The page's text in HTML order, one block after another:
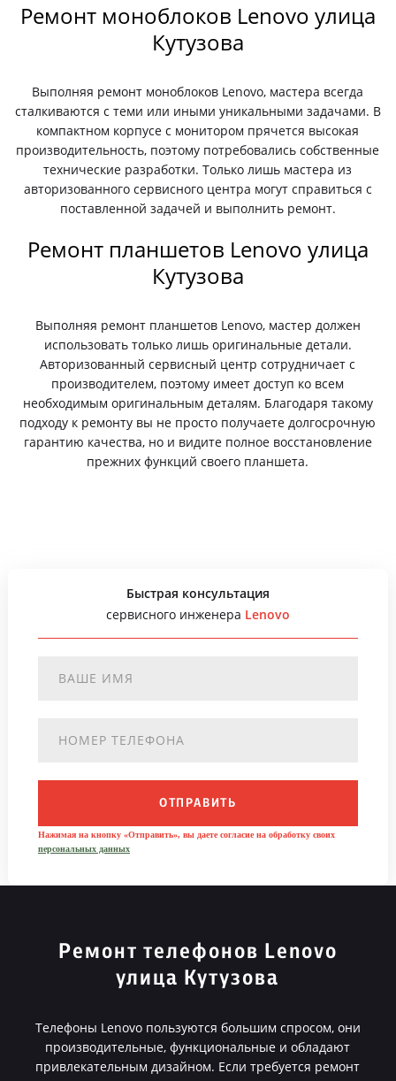
Ремонт моноблоков Lenovo улица
Кутузова
Выполняя ремонт моноблоков Lenovo, мастера всегда
сталкиваются с теми или иными уникальными задачами. В
компактном корпусе с монитором прячется высокая
производительность, поэтому потребовались собственные
технические разработки. Только лишь мастера из
авторизованного сервисного центра могут справиться с
поставленной задачей и выполнить ремонт.
Ремонт планшетов Lenovo улица
Кутузова
Выполняя ремонт планшетов Lenovo, мастер должен
использовать только лишь оригинальные детали.
Авторизованный сервисный центр сотрудничает с
производителем, поэтому имеет доступ ко всем
необходимым оригинальным деталям. Благодаря такому
подходу к ремонту вы не просто получаете долгосрочную
гарантию качества, но и видите полное восстановление
прежних функций своего планшета.
Быстрая консультация
сервисного инженера Lenovo
ОТПРАВИТЬ
Нажимая на кнопку «Отправить», вы даете согласие на обработку своих
персональных данных
Ремонт телефонов Lenovo
улица Кутузова
Телефоны Lenovo пользуются большим спросом, они
производительные, функциональные и обладают
привлекательным дизайном. Если требуется ремонт